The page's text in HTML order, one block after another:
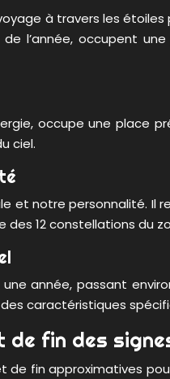
à travers les
l’année, occupent
occupe une
ciel.
et notre personnalité.
des 12 constellations du
année, passant
caractéristiques
fin des
fin approximatives